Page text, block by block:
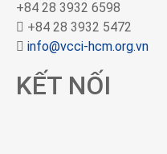
+84 28 3932 6598
+84 28 3932 5472
info@vcci-hcm.org.vn
KẾT NỐI